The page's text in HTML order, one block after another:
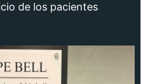
de los pacientes